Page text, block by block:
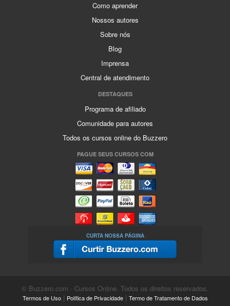
Como aprender
Nossos autores
Sobre nós
Blog
Imprensa
Central de atendimento
DESTAQUES
Programa de afiliado
Comunidade para autores
Todos os cursos online do Buzzero
PAGUE SEUS CURSOS COM
CURTA NOSSA PÁGINA
© Buzzero.com - Cursos Online. Todos os direitos reservados.
Termos de Uso| Política de Privacidade| Termo de Tratamento de Dados